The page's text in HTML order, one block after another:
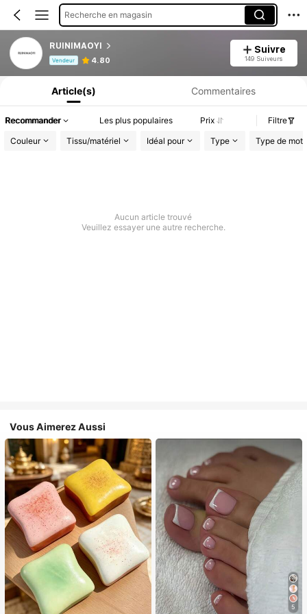
Recherche en magasin
RUINIMAOYI
Vendeur 4.80
Suivre
149 Suiveurs
Informations produit : Divulgation des prix, détails sur les ventes et le stock.
Article(s) Commentaires
Recommander Les plus populaires Prix
Filtre
Couleur
Tissu/matériel Idéal pour Type Type de motif
Aucun article trouvé
Veuillez essayer une autre recherche.
Vous Aimerez Aussi
5